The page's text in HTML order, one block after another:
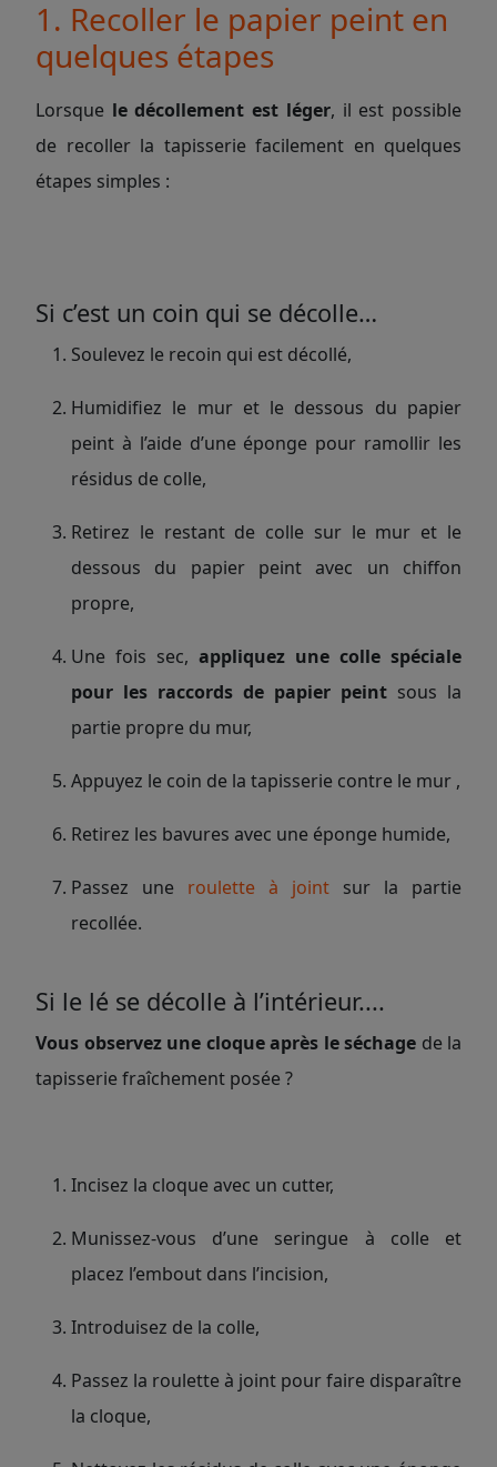
1. Recoller le papier peint en
quelques étapes
Lorsque le décollement est léger, il est possible
de recoller la tapisserie facilement en quelques
étapes simples :
Si c’est un coin qui se décolle…
Soulevez le recoin qui est décollé,
Humidifiez le mur et le dessous du papier
peint à l’aide d’une éponge pour ramollir les
résidus de colle,
Retirez le restant de colle sur le mur et le
dessous du papier peint avec un chiffon
propre,
Une fois sec, appliquez une colle spéciale
pour les raccords de papier peint sous la
partie propre du mur,
Appuyez le coin de la tapisserie contre le mur ,
Retirez les bavures avec une éponge humide,
Passez une roulette à joint sur la partie
recollée.
Si le lé se décolle à l’intérieur....
Vous observezune cloque après le séchage de la
tapisserie fraîchement posée ?
Incisez la cloque avec un cutter,
Munissez-vous d’une seringue à colle et
placez l’embout dans l’incision,
Introduisez de la colle,
Passez la roulette à joint pour faire disparaître
la cloque,